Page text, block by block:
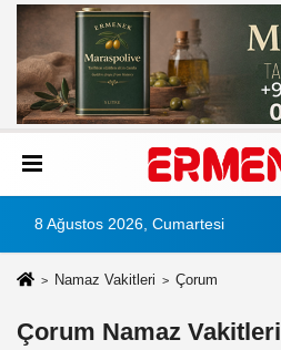
8 Ağustos 2026, Cumartesi
Namaz Vakitleri Çorum
Çorum Namaz Vakitleri